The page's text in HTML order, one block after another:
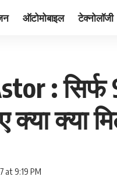
ऑटोमोबाइल टेक्नोलॉजी
:
क्या क्या
at 9:19 PM